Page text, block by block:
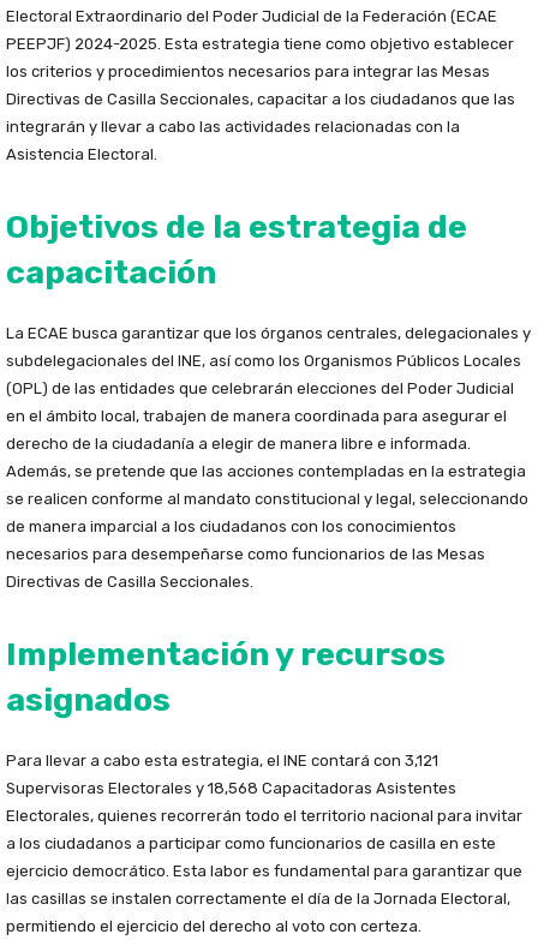
Electoral Extraordinario del Poder Judicial de la Federación (ECAE
PEEPJF) 2024-2025. Esta estrategia tiene como objetivo establecer
los criterios y procedimientos necesarios para integrar las Mesas
Directivas de Casilla Seccionales, capacitar a los ciudadanos que las
integrarán y llevar a cabo las actividades relacionadas con la
Asistencia Electoral.
Objetivos de la estrategia de
capacitación
La ECAE busca garantizar que los órganos centrales, delegacionales y
subdelegacionales del INE, así como los Organismos Públicos Locales
(OPL) de las entidades que celebrarán elecciones del Poder Judicial
en el ámbito local, trabajen de manera coordinada para asegurar el
derecho de la ciudadanía a elegir de manera libre e informada.
Además, se pretende que las acciones contempladas en la estrategia
se realicen conforme al mandato constitucional y legal, seleccionando
de manera imparcial a los ciudadanos con los conocimientos
necesarios para desempeñarse como funcionarios de las Mesas
Directivas de Casilla Seccionales.
Implementación y recursos
asignados
Para llevar a cabo esta estrategia, el INE contará con 3,121
Supervisoras Electorales y 18,568 Capacitadoras Asistentes
Electorales, quienes recorrerán todo el territorio nacional para invitar
a los ciudadanos a participar como funcionarios de casilla en este
ejercicio democrático. Esta labor es fundamental para garantizar que
las casillas se instalen correctamente el día de la Jornada Electoral,
permitiendo el ejercicio del derecho al voto con certeza.